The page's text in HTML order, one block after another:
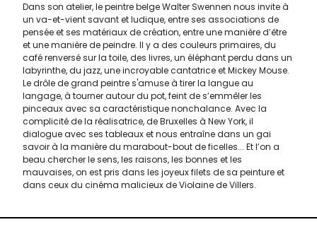
Dans son atelier, le peintre belge Walter Swennen nous invite à
un va-et-vient savant et ludique, entre ses associations de
pensée et ses matériaux de création, entre une manière d’être
et une manière de peindre. Il y a des couleurs primaires, du
café renversé sur la toile, des livres, un éléphant perdu dans un
labyrinthe, du jazz, une incroyable cantatrice et Mickey Mouse.
Le drôle de grand peintre s'amuse à tirer la langue au
langage, à tourner autour du pot, feint de s’emmêler les
pinceaux avec sa caractéristique nonchalance. Avec la
complicité de la réalisatrice, de Bruxelles à New York, il
dialogue avec ses tableaux et nous entraîne dans un gai
savoir à la manière du marabout-bout de ficelles... Et l’on a
beau chercher le sens, les raisons, les bonnes et les
mauvaises, on est pris dans les joyeux filets de sa peinture et
dans ceux du cinéma malicieux de Violaine de Villers.